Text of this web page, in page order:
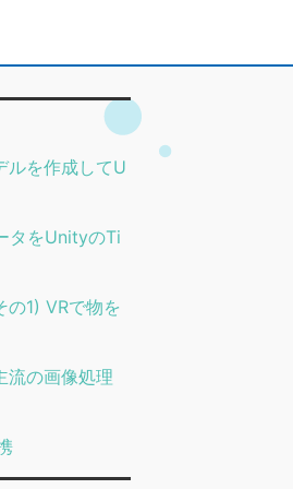
を作成してU
タをUnityのTi
1) VRで物を
流の画像処理